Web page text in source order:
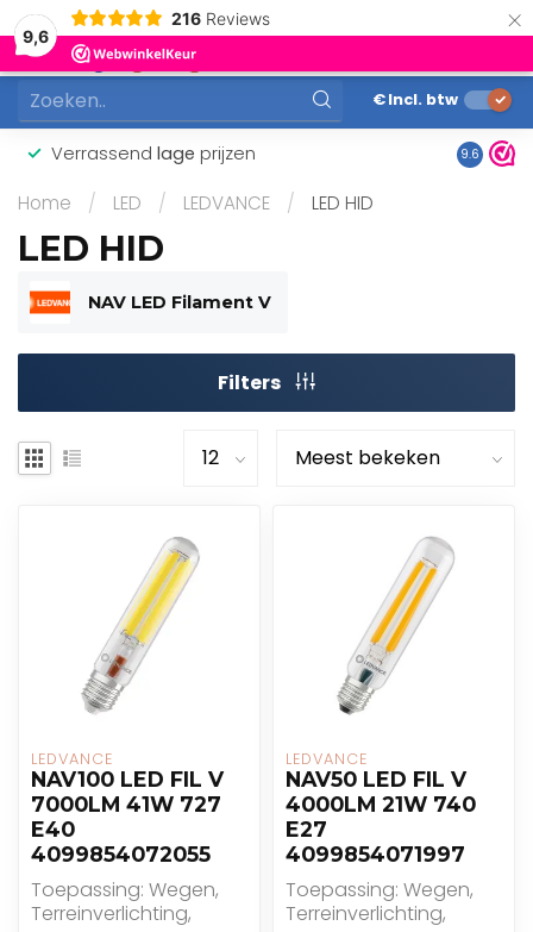
9,6
216 Reviews ×
MENU
0
€Incl. btw
Verrassend lage prijzen 9.6
Home / LED / LEDVANCE / LED HID
LED HID
NAV LED Filament V
Filters
LEDVANCE
NAV100 LED FIL V
7000LM 41W 727
E40
4099854072055
Toepassing: Wegen,
Terreinverlichting,
LEDVANCE
NAV50 LED FIL V
4000LM 21W 740
E27
4099854071997
Toepassing: Wegen,
Terreinverlichting,